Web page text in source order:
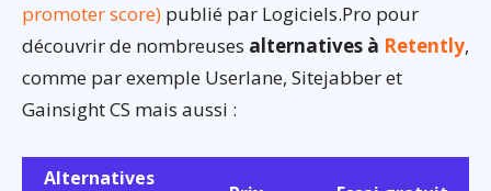
promoter score) publié par Logiciels.Pro pour
découvrir de nombreuses alternatives à Retently,
comme par exemple Userlane, Sitejabber et
Gainsight CS mais aussi :
Alternatives